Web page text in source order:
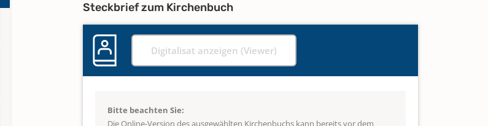
Steckbrief zum Kirchenbuch
Digitalisat anzeigen (Viewer)
Bitte beachten Sie:
Die Online-Version des ausgewählten Kirchenbuchs kann bereits vor dem